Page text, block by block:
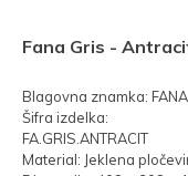
Fana Gris -
Blagovna znamka: FANA
Šifra izdelka:
FA.GRIS.ANTRACIT
Material: Jeklena